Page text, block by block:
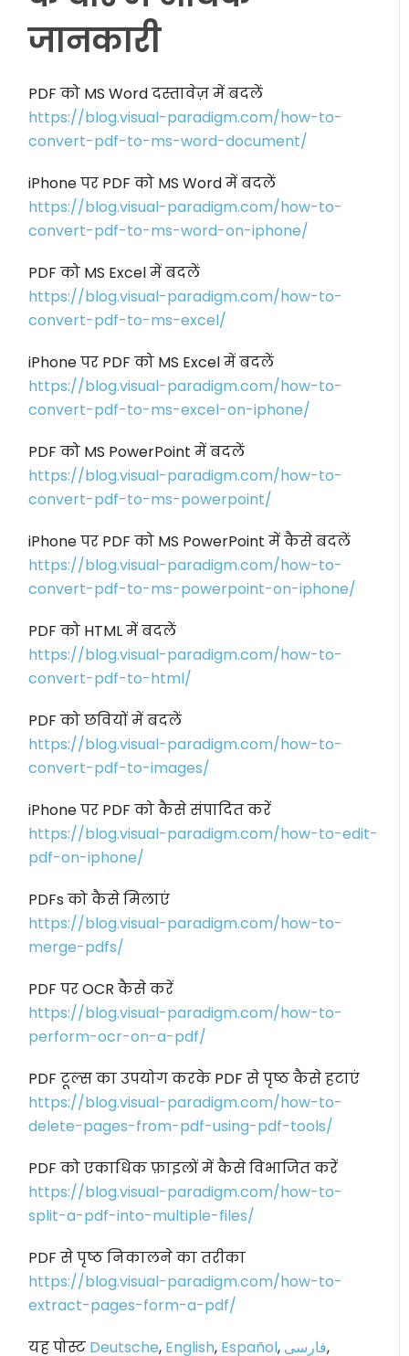
जानकारी
PDF को MS Word दस्तावेज़ में बदलें
https://blog.visual-paradigm.com/how-to-
convert-pdf-to-ms-word-document/
iPhone पर PDF को MS Word में बदलें
https://blog.visual-paradigm.com/how-to-
convert-pdf-to-ms-word-on-iphone/
PDF को MS Excel में बदलें
https://blog.visual-paradigm.com/how-to-
convert-pdf-to-ms-excel/
iPhone पर PDF को MS Excel में बदलें
https://blog.visual-paradigm.com/how-to-
convert-pdf-to-ms-excel-on-iphone/
PDF को MS PowerPoint में बदलें
https://blog.visual-paradigm.com/how-to-
convert-pdf-to-ms-powerpoint/
iPhone पर PDF को MS PowerPoint में कैसे बदलें
https://blog.visual-paradigm.com/how-to-
convert-pdf-to-ms-powerpoint-on-iphone/
PDF को HTML में बदलें
https://blog.visual-paradigm.com/how-to-
convert-pdf-to-html/
PDF को छवियों में बदलें
https://blog.visual-paradigm.com/how-to-
convert-pdf-to-images/
iPhone पर PDF को कैसे संपादित करें
https://blog.visual-paradigm.com/how-to-edit-
pdf-on-iphone/
PDFs को कैसे मिलाएं
https://blog.visual-paradigm.com/how-to-
merge-pdfs/
PDF पर OCR कैसे करें
https://blog.visual-paradigm.com/how-to-
perform-ocr-on-a-pdf/
PDF टूल्स का उपयोग करके PDF से पृष्ठ कैसे हटाएं
https://blog.visual-paradigm.com/how-to-
delete-pages-from-pdf-using-pdf-tools/
PDF को एकाधिक फ़ाइलों में कैसे विभाजित करें
https://blog.visual-paradigm.com/how-to-
split-a-pdf-into-multiple-files/
PDF से पृष्ठ निकालने का तरीका
https://blog.visual-paradigm.com/how-to-
extract-pages-form-a-pdf/
यह पोस्ट Deutsche, English, Español, فارسی,